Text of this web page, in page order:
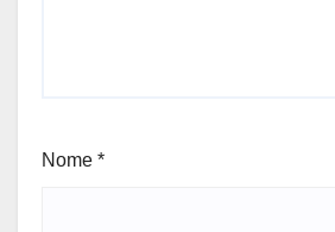
Nome *